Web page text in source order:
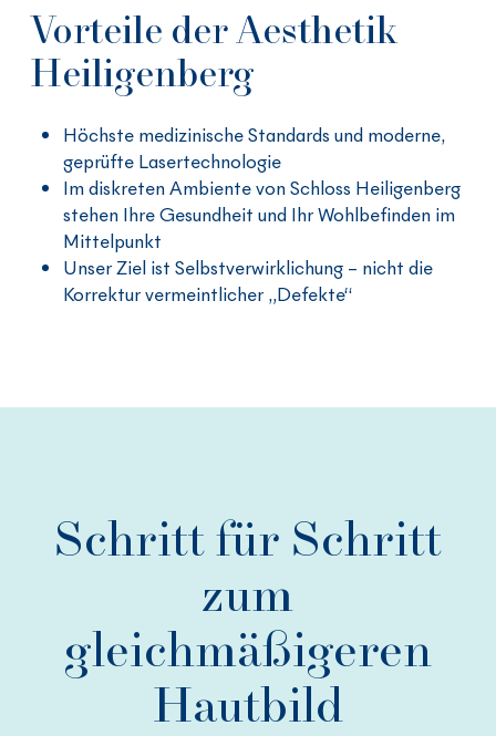
Vorteile der Aesthetik
Heiligenberg
Höchste medizinische Standards und moderne,
geprüfte Lasertechnologie
Im diskreten Ambiente von Schloss Heiligenberg
stehen Ihre Gesundheit und Ihr Wohlbefinden im
Mittelpunkt
Unser Ziel ist Selbstverwirklichung – nicht die
Korrektur vermeintlicher „Defekte“
Schritt für Schritt
zum
gleichmäßigeren
Hautbild